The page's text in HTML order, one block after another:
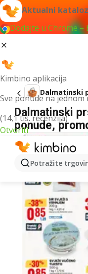
Aktualni
Dodajte u Chrome –
Kimbino aplikacija
Sve ponude na jednom
(14,1 tis. recenzija)
Otvoriti
Potražite
Dalmatinski
Dalmatinski
ponude,